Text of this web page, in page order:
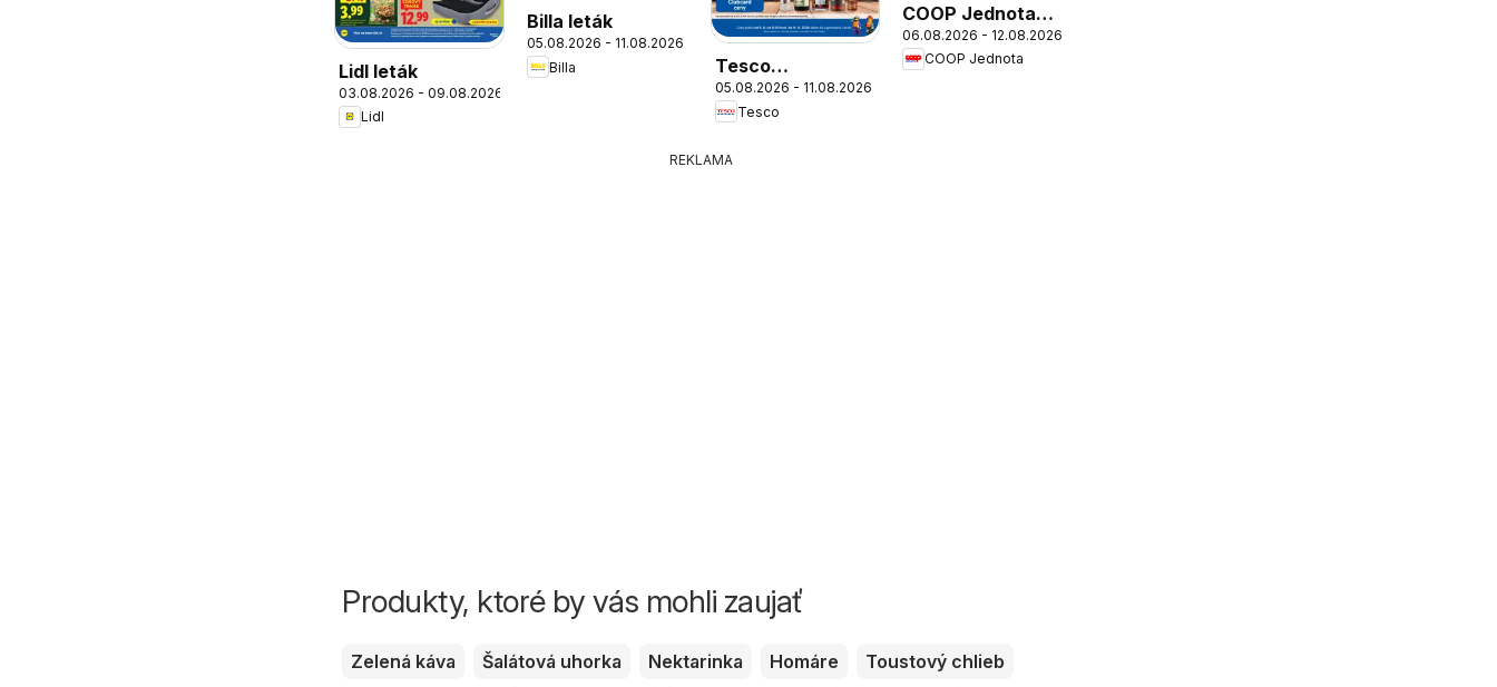
Lidl leták
03.08.2026 - 09.08.2026
Lidl
Billa leták
05.08.2026 - 11.08.2026
Billa
Tesco
Hypermarket -
leták
05.08.2026 - 11.08.2026
Tesco
COOP Jednota
leták
06.08.2026 - 12.08.2026
COOP Jednota
REKLAMA
Produkty, ktoré by vás mohli zaujať
Zelená káva Šalátová uhorka Nektarinka Homáre
Toustový chlieb